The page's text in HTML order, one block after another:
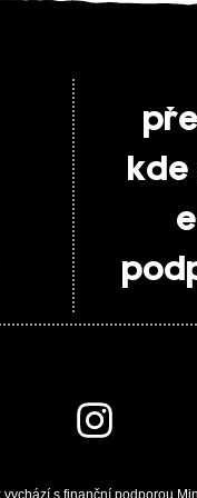
kde
s finanční podporou